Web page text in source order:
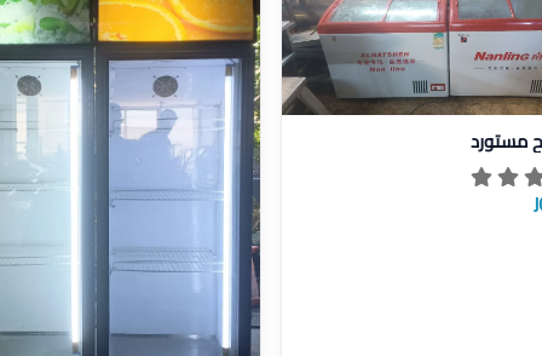
فريزر بطح مستورد
مستورد